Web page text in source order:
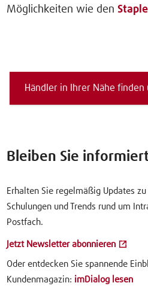
Möglichkeiten wie den
Händler in Ihrer Nähe finden
Bleiben Sie informiert
Erhalten Sie regelmäßig Updates
Schulungen und Trends rund um
Postfach.
Jetzt Newsletter abonnieren
Oder entdecken Sie spannende
Kundenmagazin: imDialog lesen